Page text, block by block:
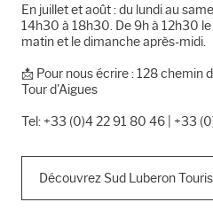
En juillet et août : du lundi au
14h30 à 18h30. De 9h à 12h30
matin et le dimanche après-midi.
📩​ Pour nous écrire : 128 chemin
Tour d'Aigues
Tel: +33 (0)4 22 91 80 46 | +33
Découvrez Sud Luberon